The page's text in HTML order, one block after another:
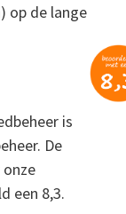
op de lange
is
De
een 8,3.